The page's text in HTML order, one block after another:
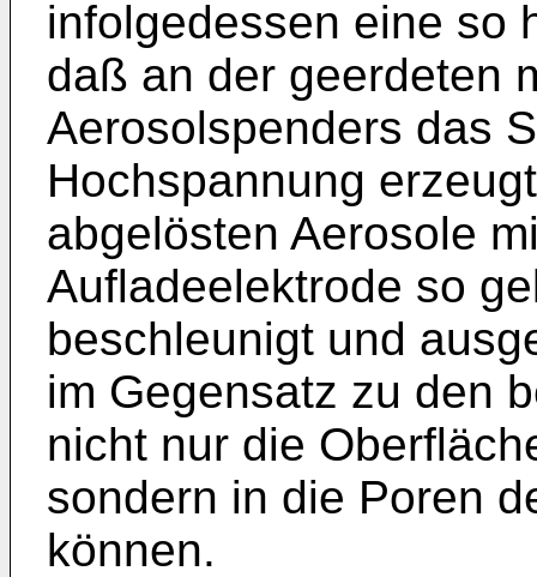
infolgedessen eine so
daß an der geerdeten
Aerosolspenders das
Hochspannung
abgelösten Aerosole
Aufladeelektrode so
beschleunigt und
im Gegensatz zu den
nicht nur die
sondern in die Poren
können.